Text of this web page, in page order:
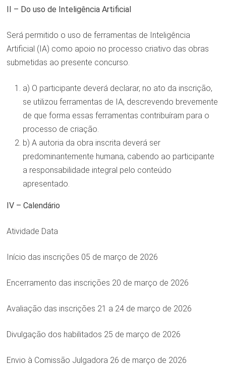
II – Do uso de Inteligência Artificial
Será permitido o uso de ferramentas de Inteligência
Artificial (IA) como apoio no processo criativo das obras
submetidas ao presente concurso.
a) O participante deverá declarar, no ato da inscrição,
se utilizou ferramentas de IA, descrevendo brevemente
de que forma essas ferramentas contribuíram para o
processo de criação.
b) A autoria da obra inscrita deverá ser
predominantemente humana, cabendo ao participante
a responsabilidade integral pelo conteúdo
apresentado.
IV – Calendário
Atividade Data
Início das inscrições 05 de março de 2026
Encerramento das inscrições 20 de março de 2026
Avaliação das inscrições 21 a 24 de março de 2026
Divulgação dos habilitados 25 de março de 2026
Envio à Comissão Julgadora 26 de março de 2026